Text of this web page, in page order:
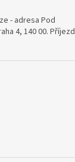
- adresa Pod
4, 140 00. Příjezd